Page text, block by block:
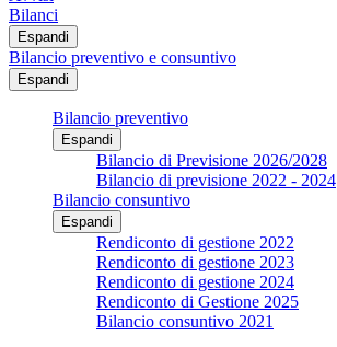
Bilanci
Espandi
Bilancio preventivo e consuntivo
Espandi
Bilancio preventivo
Espandi
Bilancio di Previsione 2026/2028
Bilancio di previsione 2022 - 2024
Bilancio consuntivo
Espandi
Rendiconto di gestione 2022
Rendiconto di gestione 2023
Rendiconto di gestione 2024
Rendiconto di Gestione 2025
Bilancio consuntivo 2021